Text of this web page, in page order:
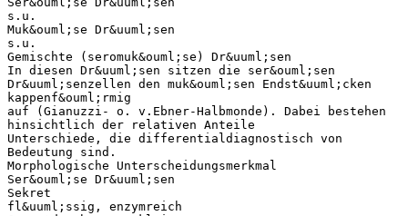
s.u.
Muk&ouml;se Dr&uuml;sen
s.u.
Gemischte (seromuk&ouml;se) Dr&uuml;sen
In diesen Dr&uuml;sen sitzen die ser&ouml;sen
Dr&uuml;senzellen den muk&ouml;sen Endst&uuml;cken
kappenf&ouml;rmig
auf (Gianuzzi- o. v.Ebner-Halbmonde). Dabei bestehen
hinsichtlich der relativen Anteile
Unterschiede, die differentialdiagnostisch von
Bedeutung sind.
Morphologische Unterscheidungsmerkmal
Ser&ouml;se Dr&uuml;sen
Sekret
fl&uuml;ssig, enzymreich